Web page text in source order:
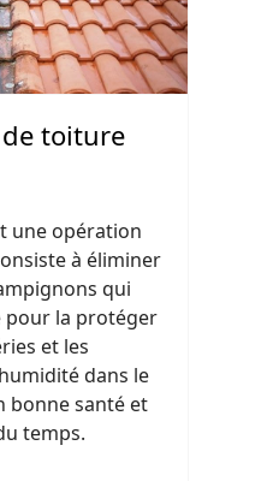
toiture
une opération
à éliminer
qui
la protéger
et les
dans le
bonne santé et
temps.